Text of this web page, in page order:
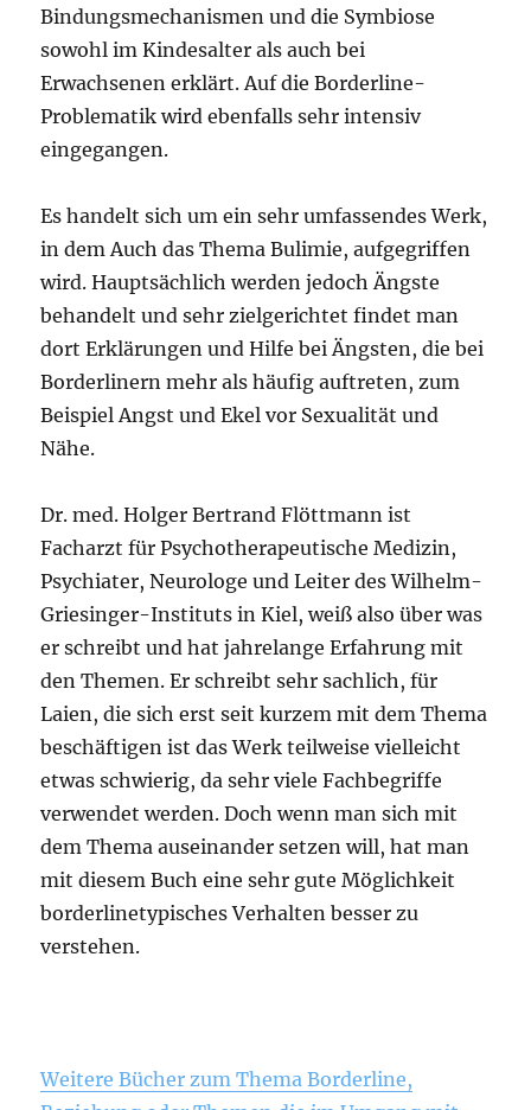
Bindungsmechanismen und die Symbiose
sowohl im Kindesalter als auch bei
Erwachsenen erklärt. Auf die Borderline-
Problematik wird ebenfalls sehr intensiv
eingegangen.
Es handelt sich um ein sehr umfassendes Werk,
in dem Auch das Thema Bulimie, aufgegriffen
wird. Hauptsächlich werden jedoch Ängste
behandelt und sehr zielgerichtet findet man
dort Erklärungen und Hilfe bei Ängsten, die bei
Borderlinern mehr als häufig auftreten, zum
Beispiel Angst und Ekel vor Sexualität und
Nähe.
Dr. med. Holger Bertrand Flöttmann ist
Facharzt für Psychotherapeutische Medizin,
Psychiater, Neurologe und Leiter des Wilhelm-
Griesinger-Instituts in Kiel, weiß also über was
er schreibt und hat jahrelange Erfahrung mit
den Themen. Er schreibt sehr sachlich, für
Laien, die sich erst seit kurzem mit dem Thema
beschäftigen ist das Werk teilweise vielleicht
etwas schwierig, da sehr viele Fachbegriffe
verwendet werden. Doch wenn man sich mit
dem Thema auseinander setzen will, hat man
mit diesem Buch eine sehr gute Möglichkeit
borderlinetypisches Verhalten besser zu
verstehen.
Weitere Bücher zum Thema Borderline,